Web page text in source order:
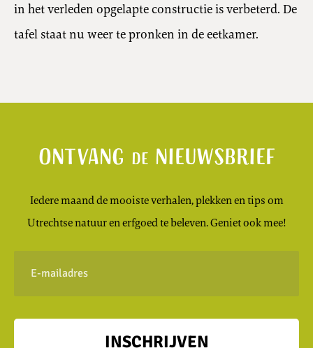
in het verleden opgelapte constructie is verbeterd. De
tafel staat nu weer te pronken in de eetkamer.
Ontvang denieuwsbrief
Iedere maand de mooiste verhalen, plekken en tips om
Utrechtse natuur en erfgoed te beleven. Geniet ook mee!
mailadres
INSCHRIJVEN